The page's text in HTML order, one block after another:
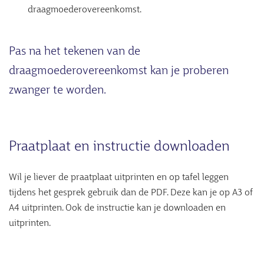
draagmoederovereenkomst.
Pas na het tekenen van de
draagmoederovereenkomst kan je proberen
zwanger te worden.
Praatplaat en instructie downloaden
Wil je liever de praatplaat uitprinten en op tafel leggen
tijdens het gesprek gebruik dan de PDF. Deze kan je op A3 of
A4 uitprinten. Ook de instructie kan je downloaden en
uitprinten.